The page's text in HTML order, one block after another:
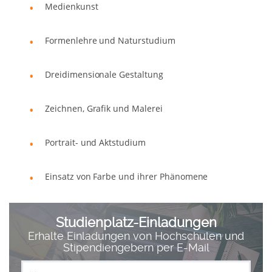
Medienkunst
Formenlehre und Naturstudium
Dreidimensionale Gestaltung
Zeichnen, Grafik und Malerei
Portrait- und Aktstudium
Einsatz von Farbe und ihrer Phänomene
Studienplatz-Einladungen
Erhalte Einladungen von Hochschulen und
Stipendiengebern per E-Mail